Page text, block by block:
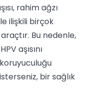
rahim ağzı
ilişkili birçok
Bu nedenle,
aşısını
bir sağlık